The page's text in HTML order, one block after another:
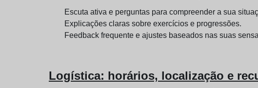
Escuta ativa e perguntas para compreender a sua
Explicações claras sobre exercícios e progressões.
Feedback frequente e ajustes baseados nas suas
Logística: horários, localização e